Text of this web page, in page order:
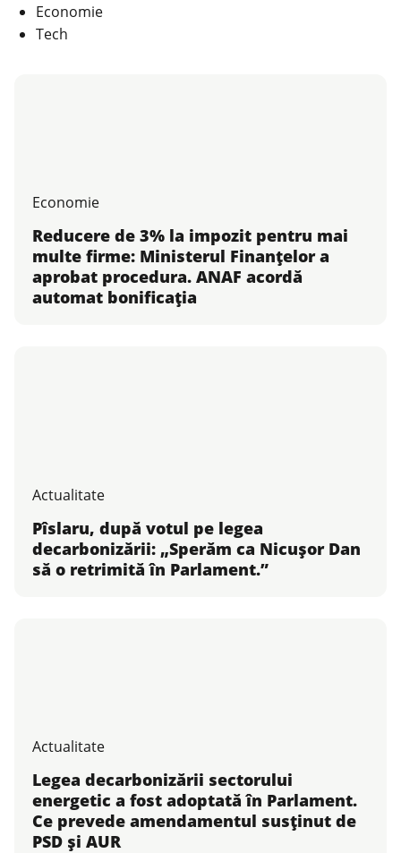
Economie
Tech
Economie
Reducere de 3% la impozit pentru mai
multe firme: Ministerul Finanțelor a
aprobat procedura. ANAF acordă
automat bonificația
Actualitate
Pîslaru, după votul pe legea
decarbonizării: „Sperăm ca Nicușor Dan
să o retrimită în Parlament.”
Actualitate
Legea decarbonizării sectorului
energetic a fost adoptată în Parlament.
Ce prevede amendamentul susținut de
PSD și AUR